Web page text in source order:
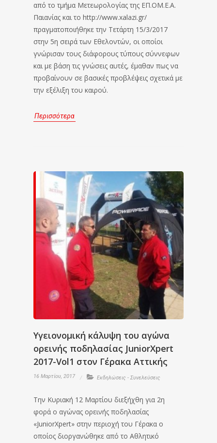
από το τμήμα Μετεωρολογίας της ΕΠ.ΟΜ.Ε.Α.
Παιανίας και το http://www.xalazi.gr/
πραγματοποιήθηκε την Τετάρτη 15/3/2017
στην 5η σειρά των Εθελοντών, οι οποίοι
γνώρισαν τους διάφορους τύπους σύννεφων
και με βάση τις γνώσεις αυτές, έμαθαν πως να
προβαίνουν σε βασικές προβλέψεις σχετικά με
την εξέλιξη του καιρού.
Περισσότερα
Υγειονομική κάλυψη του αγώνα
ορεινής ποδηλασίας JuniorXpert
2017-Vol1 στον Γέρακα Αττικής
16 Μαρτίου, 2017 Εκδηλώσεις - Συνελεύσεις
Την Κυριακή 12 Μαρτίου διεξήχθη για 2η
φορά ο αγώνας ορεινής ποδηλασίας
«JuniorXpert» στην περιοχή του Γέρακα ο
οποίος διοργανώθηκε από το Αθλητικό